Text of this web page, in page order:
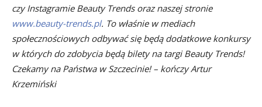
czy Instagramie Beauty Trends oraz naszej stronie
www.beauty-trends.pl. To właśnie w mediach
społecznościowych odbywać się będą dodatkowe konkursy
w których do zdobycia będą bilety na targi Beauty Trends!
Czekamy na Państwa w Szczecinie! – kończy Artur
Krzemiński